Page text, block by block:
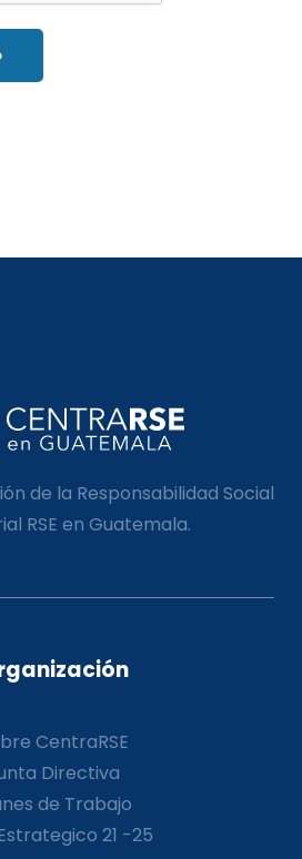
de la Responsabilidad Social
RSE en Guatemala.
CentraRSE
Directiva
de Trabajo
21 -25